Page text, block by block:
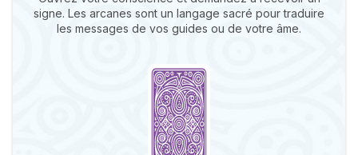
signe. Les arcanes sont un langage sacré pour traduire
les messages de vos guides ou de votre âme.